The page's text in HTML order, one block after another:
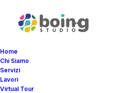
Home
Chi Siamo
Servizi
Lavori
Virtual Tour